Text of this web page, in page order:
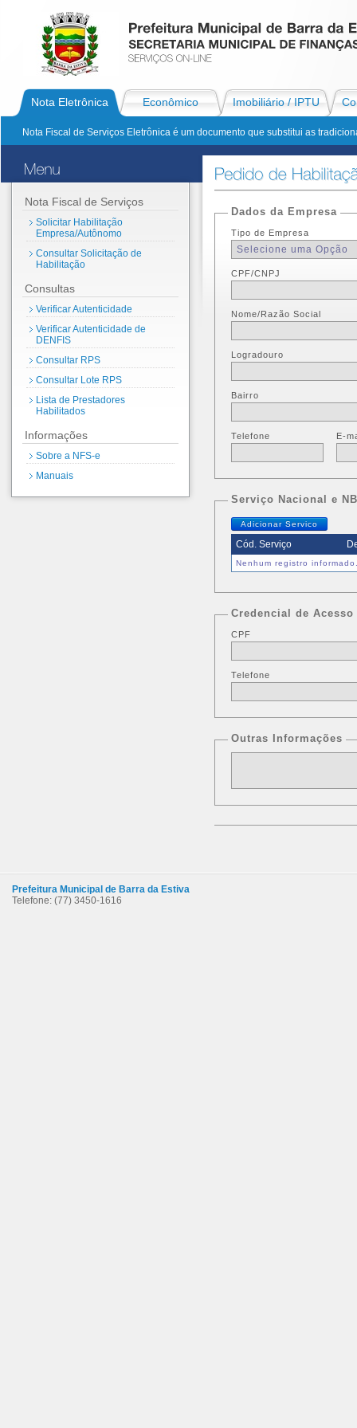
Nota Eletrônica
Nota Fiscal de Serviços Eletrônica é um documento que substitui as
Econômico Imobiliário / IPTU
Dados da Empresa
Tipo de Empresa
CPF/CNPJ
Nome/Razão Social
Logradouro
Bairro
Telefone E-
Serviço Nacional e
Adicionar Servico
Cód. Serviço
Nenhum registro
Credencial de
CPF
Telefone
Outras Informações
Nota Fiscal de Serviços
Solicitar Habilitação
Empresa/Autônomo
Consultar Solicitação de
Habilitação
Consultas
Verificar Autenticidade
Verificar Autenticidade de
DENFIS
Consultar RPS
Consultar Lote RPS
Lista de Prestadores
Habilitados
Informações
Sobre a NFS-e
Manuais
Prefeitura Municipal de Barra da Estiva
Telefone: (77) 3450-1616